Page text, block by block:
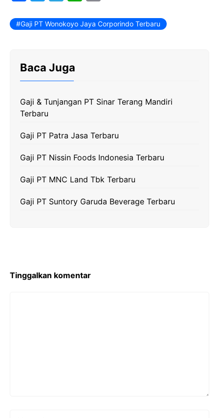
c
o
o
i
e
r
l
r
a
a
p
p
k
Gaji PT Wonokoyo Jaya Corporindo Terbaru
Baca Juga
Gaji & Tunjangan PT Sinar Terang Mandiri
Terbaru
Gaji PT Patra Jasa Terbaru
Gaji PT Nissin Foods Indonesia Terbaru
Gaji PT MNC Land Tbk Terbaru
Gaji PT Suntory Garuda Beverage Terbaru
Tinggalkan komentar